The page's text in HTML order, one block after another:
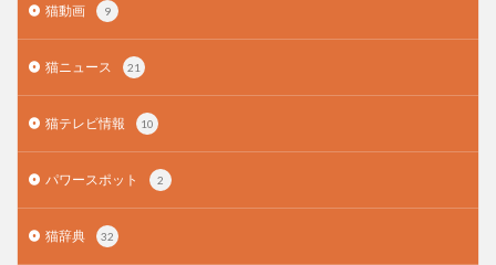
猫動画 9
猫ニュース 21
猫テレビ情報 10
パワースポット 2
猫辞典 32